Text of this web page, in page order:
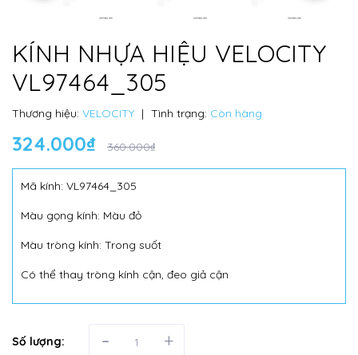
KÍNH NHỰA HIỆU VELOCITY
VL97464_305
Thương hiệu: VELOCITY | Tình trạng: Còn hàng
324.000₫ 360.000₫
Mã kính: VL97464_305
Màu gọng kính: Màu đỏ
Màu tròng kính: Trong suốt
Có thể thay tròng kính cận, đeo giả cận
Số lượng: - +